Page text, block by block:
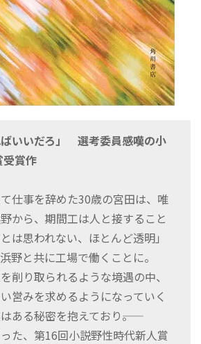
ばいいだろ」 選考委員感嘆の小
受賞作
仕事を辞めた30歳の宮田は、唯
から、期間工は人と接すること
は思われない、ほとんど透明」
野と共に工場で働くことに。
削り取られるような境遇の中、
営みを求めるようになっていく
ある秘密を抱えており――。
た、第16回小説野性時代新人賞